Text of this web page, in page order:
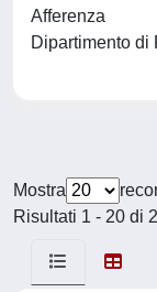
Afferenza
Dipartimento di
Mostra
Risultati 1 - 20 di